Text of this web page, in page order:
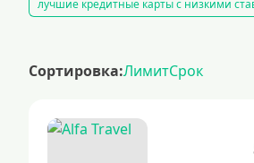
лучшие кредитные карты с низкими
кредитные карты для лиц с
кредитные карты с доставкой на дом
кредитные карты с льготным периодом
Сортировка:ЛимитСрок